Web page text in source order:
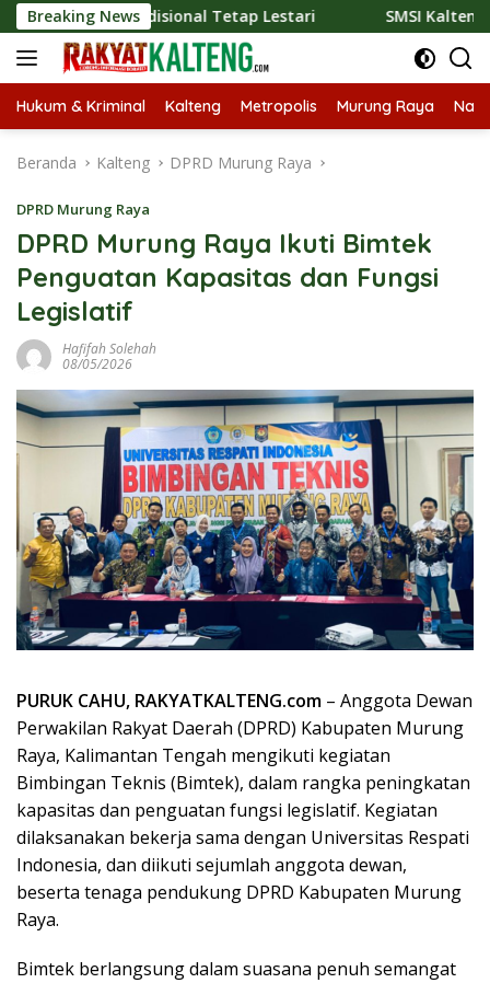
Langsung
ke
konten
Breaking News
Tradisional Tetap Lestari SMSI Kalteng dan Bidan
Hukum & Kriminal Kalteng Metropolis Murung Raya
Beranda Kalteng DPRD Murung Raya
DPRD Murung Raya
DPRD Murung Raya Ikuti Bimtek
Penguatan Kapasitas dan Fungsi
Legislatif
Hafifah Solehah
08/05/2026
PURUK CAHU, RAKYATKALTENG.com – Anggota Dewan
Perwakilan Rakyat Daerah (DPRD) Kabupaten Murung
Raya, Kalimantan Tengah mengikuti kegiatan
Bimbingan Teknis (Bimtek), dalam rangka peningkatan
kapasitas dan penguatan fungsi legislatif. Kegiatan
dilaksanakan bekerja sama dengan Universitas Respati
Indonesia, dan diikuti sejumlah anggota dewan,
beserta tenaga pendukung DPRD Kabupaten Murung
Raya.
Bimtek berlangsung dalam suasana penuh semangat